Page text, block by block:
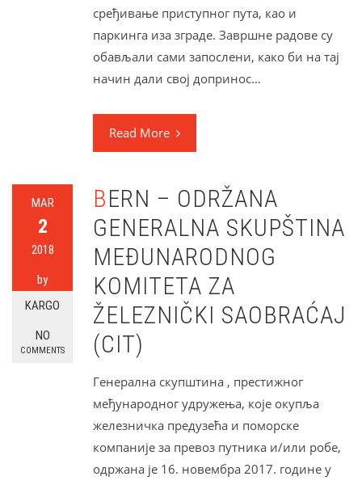
сређивање приступног пута, као и
паркинга иза зграде. Завршне радове су
обављали сами запослени, како би на тај
начин дали свој допринос…
Read More
MAR
2
2018
by
KARGO
NO
COMMENTS
BERN – ODRŽANA
GENERALNA SKUPŠTINA
MEĐUNARODNOG
KOMITETA ZA
ŽELEZNIČKI SAOBRAĆAJ
(CIT)
Генерална скупштина , престижног
међународног удружења, које окупља
железничка предузећа и поморске
компаније за превоз путника и/или робе,
одржана је 16. новембра 2017. године у